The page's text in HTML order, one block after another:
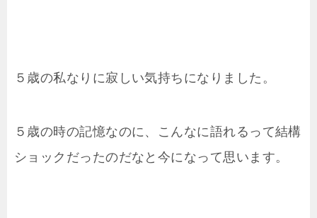
５歳の私なりに寂しい気持ちになりました。
５歳の時の記憶なのに、こんなに語れるって結構
ショックだったのだなと今になって思います。